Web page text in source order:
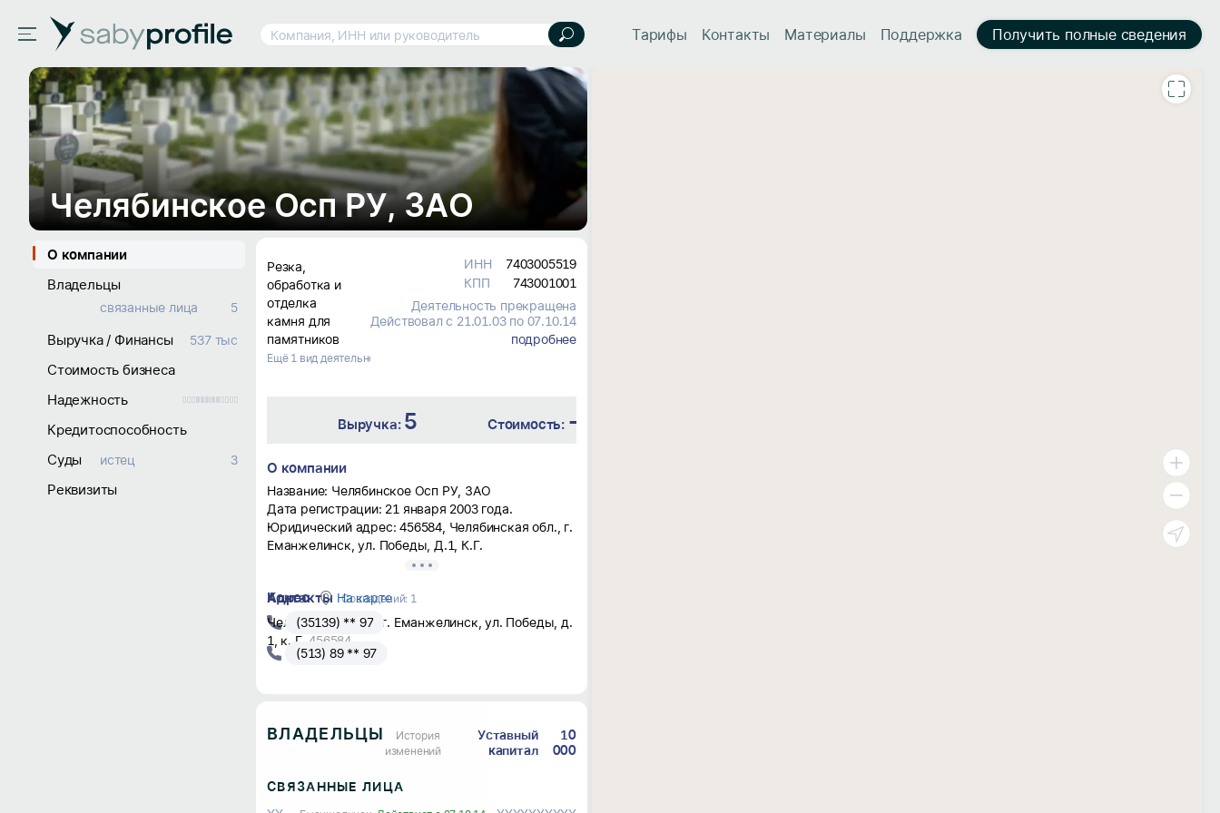
Компания, ИНН или руководитель Тарифы Контакты Материалы Поддержка Получить полные сведения
Челябинское Осп РУ, ЗАО
О компании
Владельцы
связанные лица 5
Выручка / Финансы 537 тыс
Стоимость бизнеса
Надежность
Кредитоспособность
Суды
истец 3
Реквизиты
Резка,
обработка и
отделка
камня для
памятников
Ещё 1 вид деятельности
ИНН
7403005519
КПП
743001001
Деятельность прекращена
Действовал с 21.01.03 по 07.10.14
подробнее
Выручка: 537 тыс₽
Стоимость: -1.3 млн
О компании
Название: Челябинское Осп РУ, ЗАО
Дата регистрации: 21 января 2003 года.
Юридический адрес: 456584, Челябинская обл., г.
Еманжелинск, ул. Победы, Д.1, К.Г.
- КПП: 743001001;
- ОГРН: 1037400561076.
Основной вид деятельности по ОКВЭД: 23.70.2 -
Резка, обработка и отделка камня для
Статус: не действует на 6 августа 2026 года.
Контакты Совпадений: 1
(35139) ** 97
(513) 89 ** 97
Адрес
На карте
Челябинская обл., г. Еманжелинск, ул. Победы, д.
1, к. Г, 456584
ВЛАДЕЛЬЦЫ
История
изменений
Уставный
капитал
10
000
СВЯЗАННЫЕ ЛИЦА